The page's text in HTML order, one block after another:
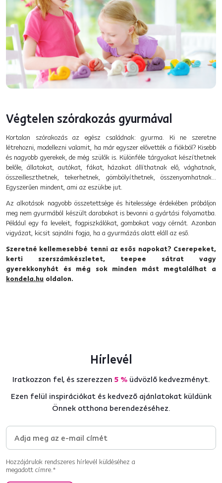
Végtelen szórakozás gyurmával
Kortalan szórakozás az egész családnak: gyurma. Ki ne szeretne
létrehozni, modellezni valamit, ha már egyszer elővették a fiókból? Kisebb
és nagyobb gyerekek, de még szülők is. Különféle tárgyakat készíthetnek
belőle, állatokat, autókat, fákat, házakat állíthatnak elő, vághatnak,
összeilleszthetnek, tekerhetnek, gömbölyíthetnek, összenyomhatnak...
Egyszerűen mindent, ami az eszükbe jut.
Az alkotások nagyobb összetettsége és hitelessége érdekében próbáljon
meg nem gyurmából készült darabokat is bevonni a gyártási folyamatba.
Például egy fa leveleit, fogpiszkálókat, gombokat vagy cérnát. Azonban
vigyázat, kicsit sajnálni fogja, ha a gyurmázás alatt eláll az eső.
Szeretné kellemesebbé tenni az esős napokat? Cserepeket,
kerti szerszámkészletet, teepee sátrat vagy
gyerekkonyhát és még sok minden mást megtalálhat a
kondela.hu oldalon.
Hírlevél
Iratkozzon fel, és szerezzen 5 %üdvözlő kedvezményt.
Ezen felül inspirációkat és kedvező ajánlatokat küldünk
Önnek otthona berendezéséhez.
Hozzájárulok rendszeres hírlevél küldéséhez a
megadott címre.*